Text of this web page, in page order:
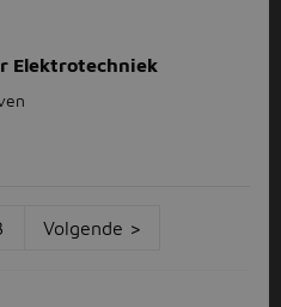
Elektrotechniek
Volgende >